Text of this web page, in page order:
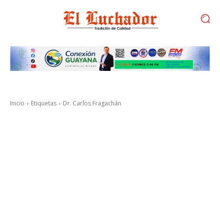
Inicio Etiquetas Dr. Carlos Fragachán